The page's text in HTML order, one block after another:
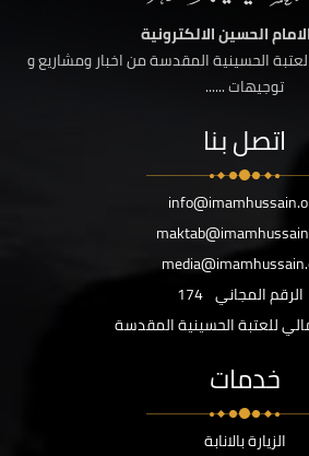
الحسين الالكترونية
الحسينية المقدسة من اخبار ومشاريع و
توجيهات ......
اتصل بنا
الرقم المجاني 174
للعتبة الحسينية المقدسة
خدمات
الزيارة بالانابة